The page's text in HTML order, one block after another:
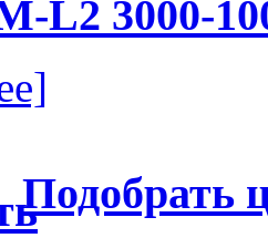
L2 3000-
Подобрать